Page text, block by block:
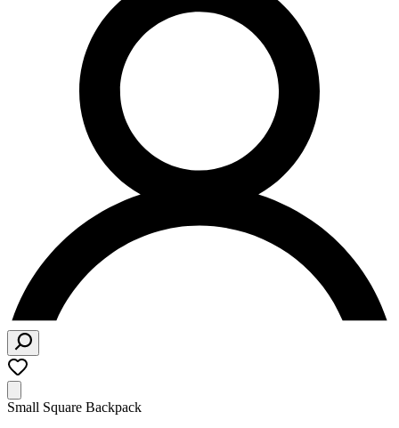
Small Square Backpack